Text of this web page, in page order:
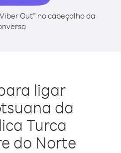
Out” no cabeçalho da
ligar
da
Turca
do Norte